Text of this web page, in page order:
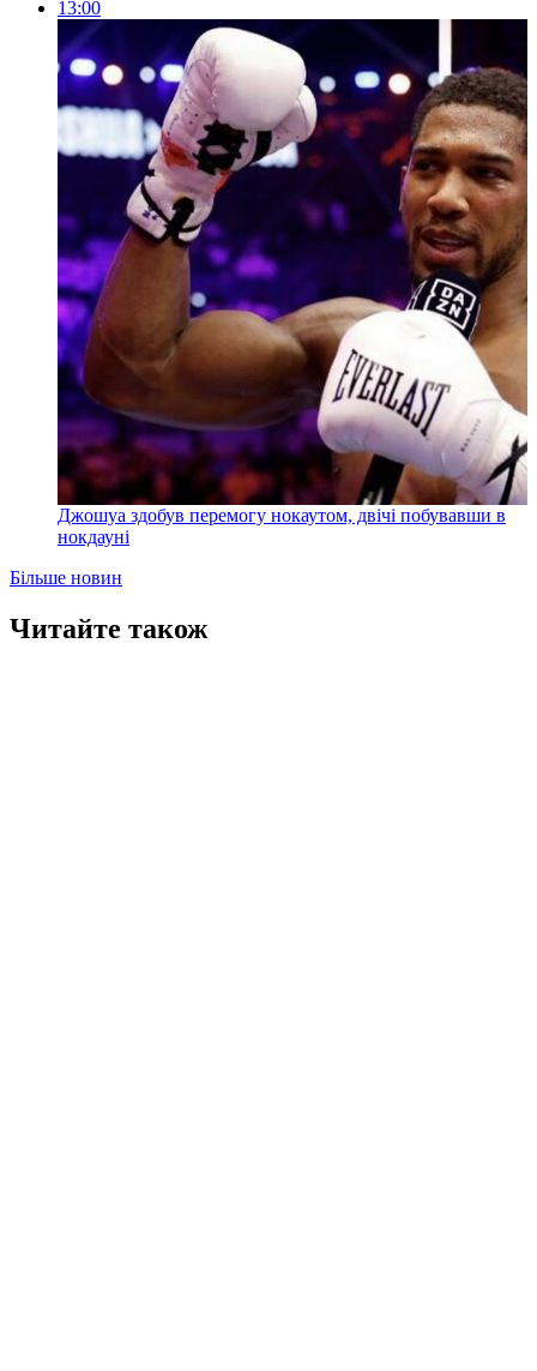
13:00
Джошуа здобув перемогу нокаутом, двічі побувавши в
нокдауні
Більше новин
Читайте також